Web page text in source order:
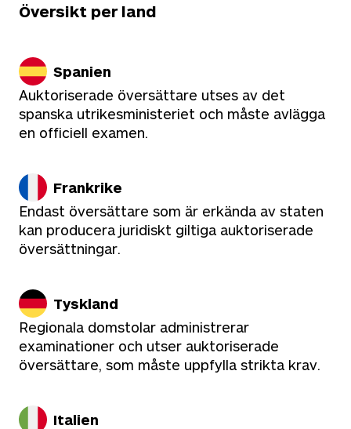
Översikt per land
Spanien
Auktoriserade översättare utses av det
spanska utrikesministeriet och måste avlägga
en officiell examen.
Frankrike
Endast översättare som är erkända av staten
kan producera juridiskt giltiga auktoriserade
översättningar.
Tyskland
Regionala domstolar administrerar
examinationer och utser auktoriserade
översättare, som måste uppfylla strikta krav.
Italien